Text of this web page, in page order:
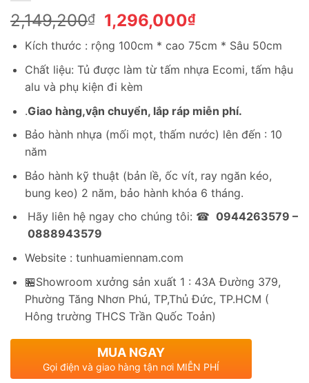
2,149,200₫
Giá
gốc
là:
2,149,200₫.
1,296,000₫Giá
hiện
tại
là:
Kích thước : rộng 100cm * cao 75cm * Sâu 50cm
Chất liệu: Tủ được làm từ tấm nhựa Ecomi, tấm hậu
alu và phụ kiện đi kèm
.Giao hàng,vận chuyển, lắp ráp miễn phí.
Bảo hành nhựa (mối mọt, thấm nước) lên đến : 10
năm
Bảo hành kỹ thuật (bản lề, ốc vít, ray ngăn kéo,
bung keo) 2 năm, bảo hành khóa 6 tháng.
Hãy liên hệ ngay cho chúng tôi: ☎ 0944263579 –
0888943579
Website : tunhuamiennam.com
🏪Showroom xưởng sản xuất 1 : 43A Đường 379,
Phường Tăng Nhơn Phú, TP,Thủ Đức, TP.HCM (
Hông trường THCS Trần Quốc Toản)
MUA NGAY
Gọi điện và giao hàng tận nơi MIỄN PHÍ